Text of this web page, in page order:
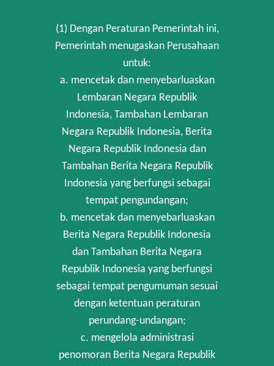
(1) Dengan Peraturan Pemerintah ini,
Pemerintah menugaskan Perusahaan
untuk:
a. mencetak dan menyebarluaskan
Lembaran Negara Republik
Indonesia, Tambahan Lembaran
Negara Republik Indonesia, Berita
Negara Republik Indonesia dan
Tambahan Berita Negara Republik
Indonesia yang berfungsi sebagai
tempat pengundangan;
b. mencetak dan menyebarluaskan
Berita Negara Republik Indonesia
dan Tambahan Berita Negara
Republik Indonesia yang berfungsi
sebagai tempat pengumuman sesuai
dengan ketentuan peraturan
perundang-undangan;
c. mengelola administrasi
penomoran Berita Negara Republik